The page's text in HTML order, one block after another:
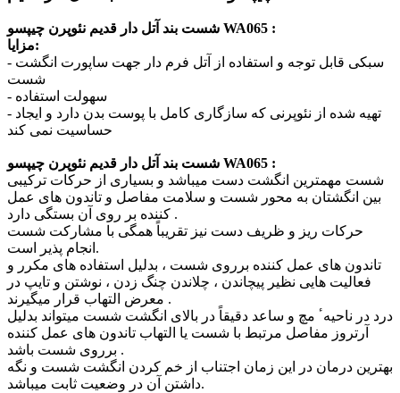
شست بند آتل دار قدیم نئوپرن چیپسو WA065 :
مزایا:
- سبکی قابل توجه و استفاده از آتل فرم دار جهت ساپورت انگشت
شست
- سهولت استفاده
- تهیه شده از نئوپرنی که سازگاری کامل با پوست بدن دارد و ایجاد
حساسیت نمی کند
شست بند آتل دار قدیم نئوپرن چیپسو WA065 :
شست مهمترین انگشت دست میباشد و بسیاری از حرکات ترکیبی
بین انگشتان به محور شست و سلامت مفاصل و تاندون های عمل
کننده بر روی آن بستگی دارد .
حرکات ریز و ظریف دست نیز تقریباً همگی با مشارکت شست
انجام پذیر است.
تاندون های عمل کننده برروی شست ، بدلیل استفاده های مکرر و
فعالیت هایی نظیر پیچاندن ، چلاندن چنگ زدن ، نوشتن و تایپ در
معرض التهاب قرار میگیرند .
درد در ناحیهٴ مچ و ساعد دقیقاً در بالای انگشت شست میتواند بدلیل
آرتروز مفاصل مرتبط با شست یا التهاب تاندون های عمل کننده
برروی شست باشد .
بهترین درمان در این زمان اجتناب از خم کردن انگشت شست و نگه
داشتن آن در وضعیت ثابت میباشد.